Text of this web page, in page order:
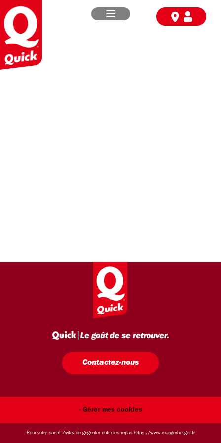
Contactez-nous
- Gérer mes cookies
Pour votre santé, évitez de grignoter entre les repas https://www.mangerbouger.fr